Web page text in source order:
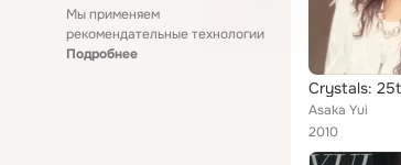
Мы применяем
рекомендательные технологии
Подробнее
Asaka Yui
2010